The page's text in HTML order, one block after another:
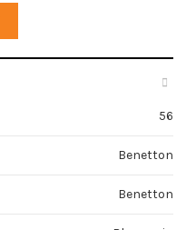
56
Benetton
Benetton